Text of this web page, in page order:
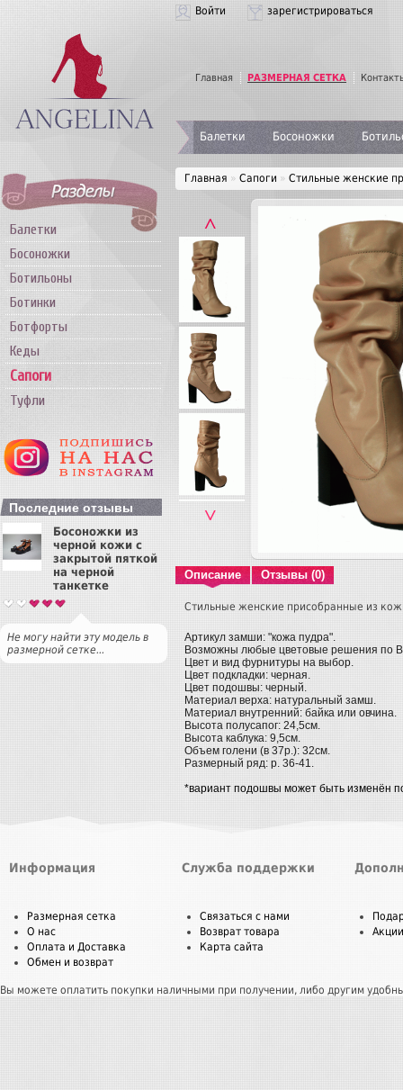
Войти зарегистрироваться
Главная РАЗМЕРНАЯ СЕТКА
Балетки Босоножки
Балетки
Босоножки
Ботильоны
Ботинки
Ботфорты
Кеды
Сапоги
Туфли
Последние отзывы
Босоножки из
черной кожи с
закрытой пяткой
на черной
танкетке
Не могу найти эту модель в
размерной сетке...
Главная » Сапоги » Стильные женские
˄
˅
Описание Отзывы (0)
Стильные женские присобранные из
Артикул замши: "кожа пудра".
Возможны любые цветовые решения по
Цвет и вид фурнитуры на выбор.
Цвет подкладки: черная.
Цвет подошвы: черный.
Материал верха: натуральный замш.
Материал внутренний: байка или овчина.
Высота полусапог: 24,5см.
Высота каблука: 9,5см.
Объем голени (в 37р.): 32см.
Размерный ряд: р. 36-41.
*вариант подошвы может быть изменён
Информация
Размерная сетка
О нас
Оплата и Доставка
Обмен и возврат
Служба поддержки
Связаться с нами
Возврат товара
Карта сайта
Акции
Вы можете оплатить покупки наличными при получении, либо другим